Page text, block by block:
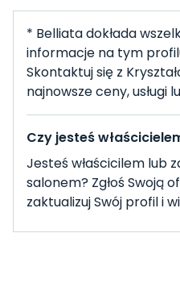
* Belliata dokłada
informacje na tym
Skontaktuj się z
najnowsze ceny, usługi
Czy jesteś
Jesteś właścicilem lub
salonem? Zgłoś Swoją
zaktualizuj Swój profil i